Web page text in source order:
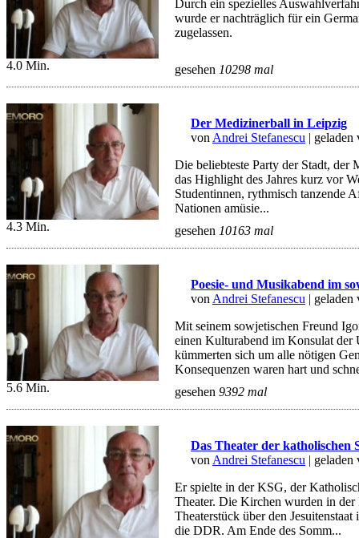
4.0 Min.
Durch ein spezielles
wurde er nachträglich für ein
zugelassen.
gesehen 10298 mal
4.3 Min.
Der Medizinerball in Leipzig
von Andrei Stefanescu |
Die beliebteste Party der Stadt,
das Highlight des Jahres kurz vor
Studentinnen, rythmisch tanzende
Nationen amüsie...
gesehen 10163 mal
5.6 Min.
Poesie- und Musikabend im
von Andrei Stefanescu |
Mit seinem sowjetischen Freund
einen Kulturabend im Konsulat
kümmerten sich um alle nötigen
Konsequenzen waren hart und
gesehen 9392 mal
Das Theater der katholischen
von Andrei Stefanescu |
Er spielte in der KSG, der
Theater. Die Kirchen wurden in
Theaterstück über den
die DDR. Am Ende des Somm...